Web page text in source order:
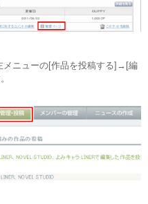
ニューの[作品を投稿する]→[編